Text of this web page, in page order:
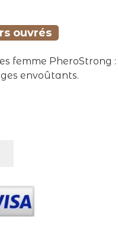
ouvrés
femme PheroStrong
envoûtants.